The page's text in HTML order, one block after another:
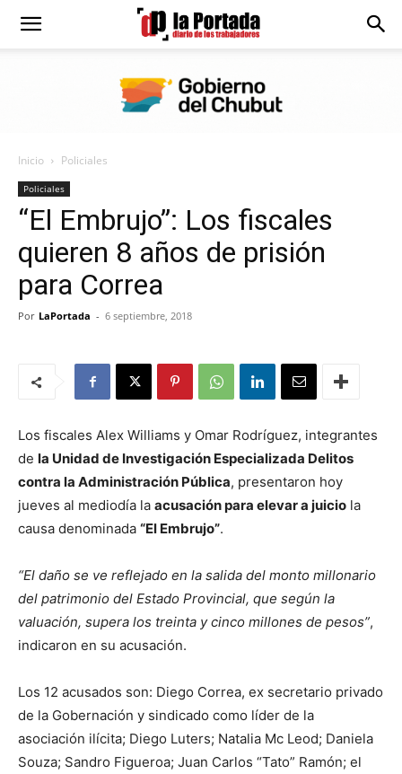
Diario
Portada
Inicio Policiales
Policiales
“El Embrujo”: Los fiscales
quieren 8 años de prisión
para Correa
Por LaPortada - 6 septiembre, 2018
Los fiscales Alex Williams y Omar Rodríguez, integrantes
de la Unidad de Investigación Especializada Delitos
contra la Administración Pública, presentaron hoy
jueves al mediodía la acusación para elevar a juicio la
causa denominada “El Embrujo”.
“El daño se ve reflejado en la salida del monto millonario
del patrimonio del Estado Provincial, que según la
valuación, supera los treinta y cinco millones de pesos”,
indicaron en su acusación.
Los 12 acusados son: Diego Correa, ex secretario privado
de la Gobernación y sindicado como líder de la
asociación ilícita; Diego Luters; Natalia Mc Leod; Daniela
Souza; Sandro Figueroa; Juan Carlos “Tato” Ramón; el